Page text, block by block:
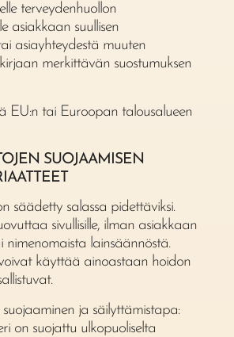
terveydenhuollon
asiakkaan suullisen
asiayhteydestä muuten
merkittävän suostumuksen
EU:n tai Euroopan talousalueen
SUOJAAMISEN
säädetty salassa pidettäviksi.
sivullisille, ilman asiakkaan
nimenomaista lainsäännöstä.
käyttää ainoastaan hoidon
ja säilyttämistapa:
on suojattu ulkopuoliselta